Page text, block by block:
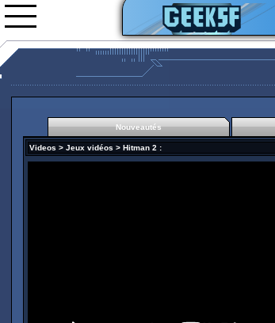
Nouveautés
Images
Nouveautés
Videos > Jeux vidéos > Hitman 2 :